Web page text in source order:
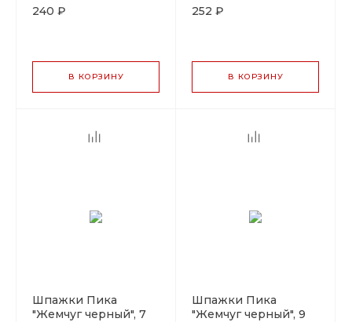
240 ₽
В КОРЗИНУ
252 ₽
В КОРЗИНУ
Шпажки Пика
"Жемчуг черный", 7
Шпажки Пика
"Жемчуг черный", 9